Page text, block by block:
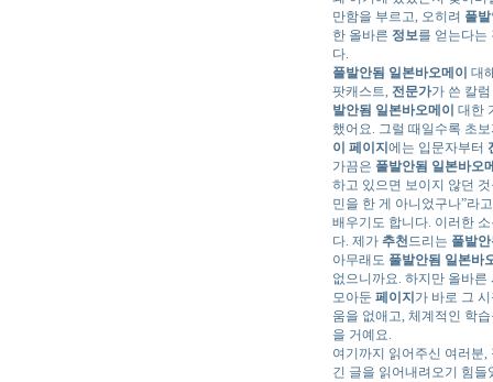
만함을 부르고, 오히려 풀
한 올바른 정보를 얻는다는
다.
풀발안됨 일본바오메이 대
팟캐스트, 전문가가 쓴 칼
발안됨 일본바오메이 대한
했어요. 그럴 때일수록 초
이 페이지 에는 입문자부터
가끔은 풀발안됨 일본바오
하고 있으면 보이지 않던
민을 한 게 아니었구나”라
배우기도 합니다. 이러한
다. 제가 추천드리는 풀발
아무래도 풀발안됨 일본바
없으니까요. 하지만 올바
모아둔 페이지 가 바로 그
움을 없애고, 체계적인 학
을 거예요.
여기까지 읽어주신 여러분
긴 글을 읽어내려오기 힘